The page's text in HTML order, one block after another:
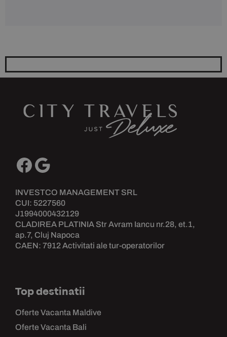
INVESTCO MANAGEMENT SRL
CUI: 5227560
J1994000432129
CLADIREA PLATINIA Str Avram Iancu nr.28, et.1,
ap.7, Cluj Napoca
CAEN: 7912 Activitati ale tur-operatorilor
Top destinatii
Oferte Vacanta Maldive
Oferte Vacanta Bali